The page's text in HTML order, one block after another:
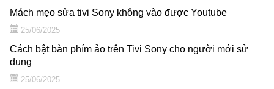
Mách mẹo sửa tivi Sony không vào được Youtube
25/06/2025
Cách bật bàn phím ảo trên Tivi Sony cho người mới sử
dụng
25/06/2025